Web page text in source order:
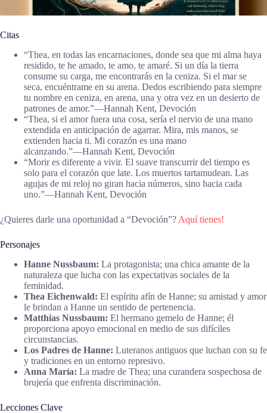
Citas
“Thea, en todas las encarnaciones, donde sea que mi alma haya
residido, te he amado, te amo, te amaré. Si un día la tierra
consume su carga, me encontrarás en la ceniza. Si el mar se
seca, encuéntrame en su arena. Dedos escribiendo para siempre
tu nombre en ceniza, en arena, una y otra vez en un desierto de
patrones de amor.”―Hannah Kent, Devoción
“Thea, si el amor fuera una cosa, sería el nervio de una mano
extendida en anticipación de agarrar. Mira, mis manos, se
extienden hacia ti. Mi corazón es una mano
alcanzando.”―Hannah Kent, Devoción
“Morir es diferente a vivir. El suave transcurrir del tiempo es
solo para el corazón que late. Los muertos tartamudean. Las
agujas de mi reloj no giran hacia números, sino hacia cada
uno.”―Hannah Kent, Devoción
¿Quieres darle una oportunidad a “Devoción”? Aquí tienes!
Personajes
Hanne Nussbaum: La protagonista; una chica amante de la
naturaleza que lucha con las expectativas sociales de la
feminidad.
Thea Eichenwald: El espíritu afín de Hanne; su amistad y amor
le brindan a Hanne un sentido de pertenencia.
Matthias Nussbaum: El hermano gemelo de Hanne; él
proporciona apoyo emocional en medio de sus difíciles
circunstancias.
Los Padres de Hanne: Luteranos antiguos que luchan con su fe
y tradiciones en un entorno represivo.
Anna María: La madre de Thea; una curandera sospechosa de
brujería que enfrenta discriminación.
Lecciones Clave